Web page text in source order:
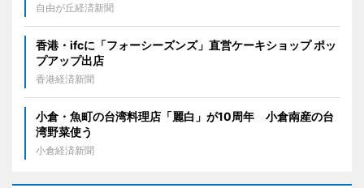
自由が丘経済新聞
香港・ifcに「フォーシーズンズ」直営ケーキショップ ポッ
プアップ出店
香港経済新聞
小倉・魚町の台湾料理店「麗白」が10周年 小倉南産の台
湾野菜使う
小倉経済新聞